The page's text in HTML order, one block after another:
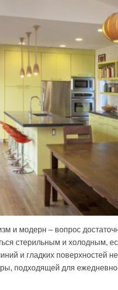
и модерн – вопрос
стерильным и холодным,
и гладких поверхностей
подходящей для